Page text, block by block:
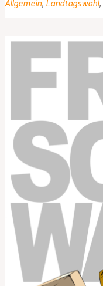
Mat
auch
PIRATEN
Allgemein, Landtagswahl,